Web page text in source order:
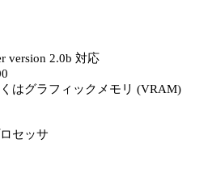
version 2.0b 対応
はグラフィックメモリ (VRAM)
セッサ